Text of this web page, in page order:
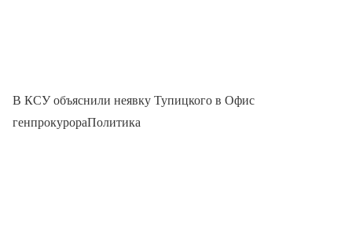
В КСУ объяснили неявку Тупицкого в Офис
генпрокурораПолитика